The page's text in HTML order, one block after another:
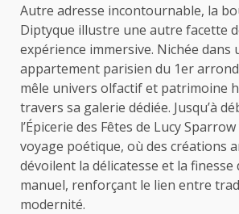
Autre adresse incontournable, la
Diptyque illustre une autre facette
expérience immersive. Nichée dans
appartement parisien du 1er
mêle univers olfactif et patrimoine
travers sa galerie dédiée. Jusqu’à
l’Épicerie des Fêtes de Lucy
voyage poétique, où des créations
dévoilent la délicatesse et la finesse
manuel, renforçant le lien entre
modernité.